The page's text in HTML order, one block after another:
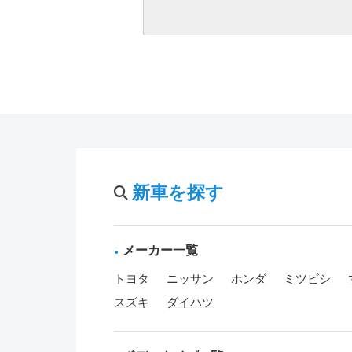
新車を探す
メーカー一覧
トヨタ ニッサン ホンダ ミツビシ
スズキ
ダイハツ